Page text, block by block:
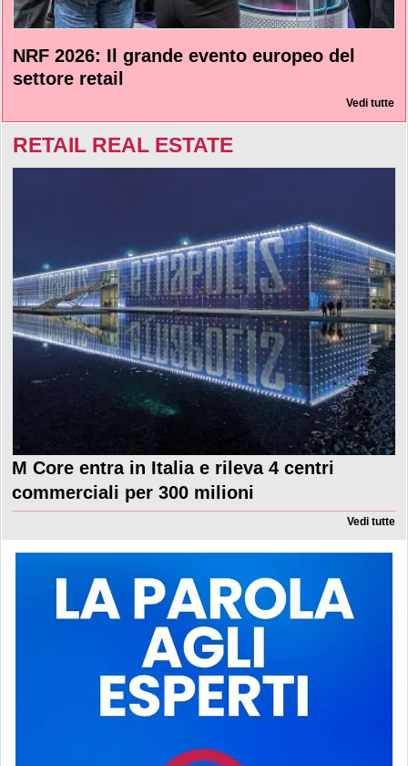
NRF 2026: Il grande evento europeo del
settore retail
Vedi tutte
RETAIL REAL ESTATE
M Core entra in Italia e rileva 4 centri
commerciali per 300 milioni
Vedi tutte